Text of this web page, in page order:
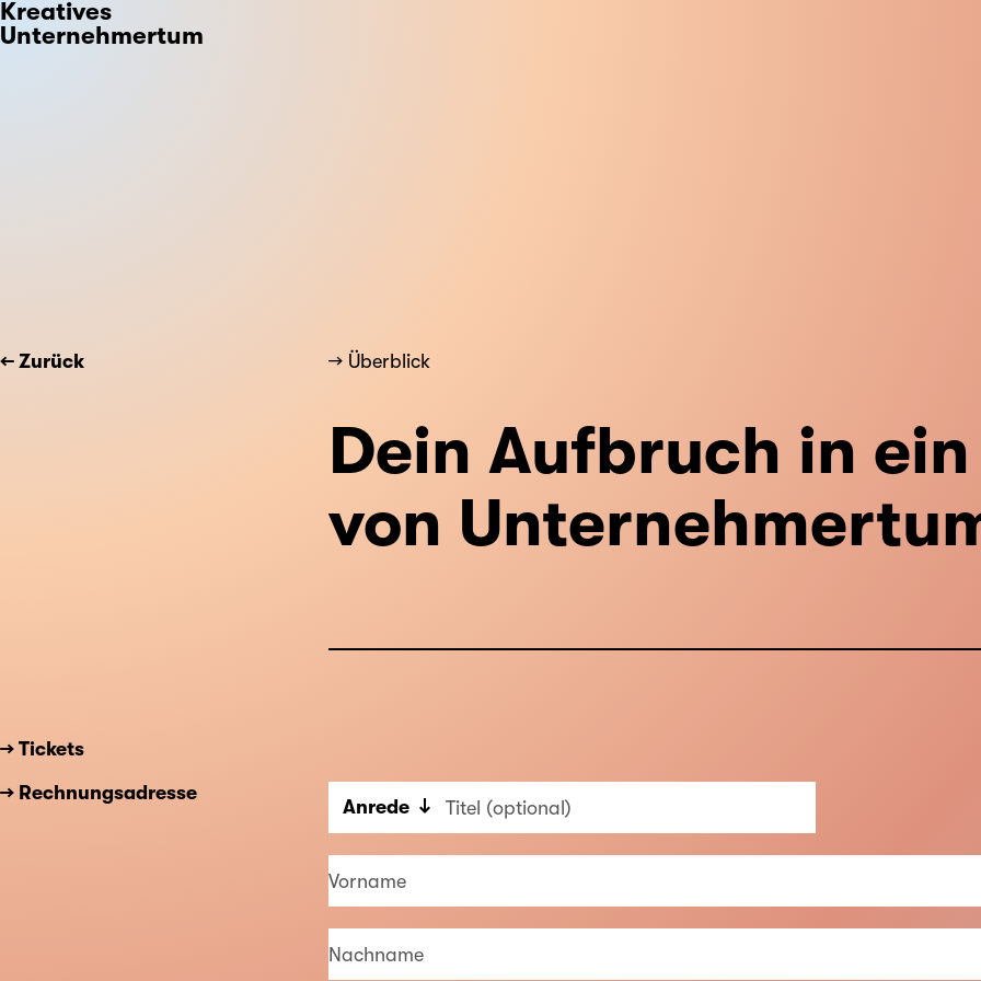
Kreatives
Unternehmertum
← Zurück → Überblick
Dein Aufbruch in
von
→ Tickets
→ Rechnungsadresse
Anrede Titel (optional)
Vorname
Nachname